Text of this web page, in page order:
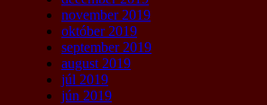
november 2019
október 2019
september 2019
august 2019
júl 2019
jún 2019